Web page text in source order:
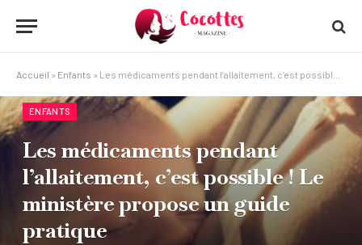
Accueil » Enfants » Les médicaments pendant l’allaitement, c’est possible ! Le ministère propose un guide pratique
ENFANTS
Les médicaments pendant
l’allaitement, c’est possible ! Le
ministère propose un guide
pratique